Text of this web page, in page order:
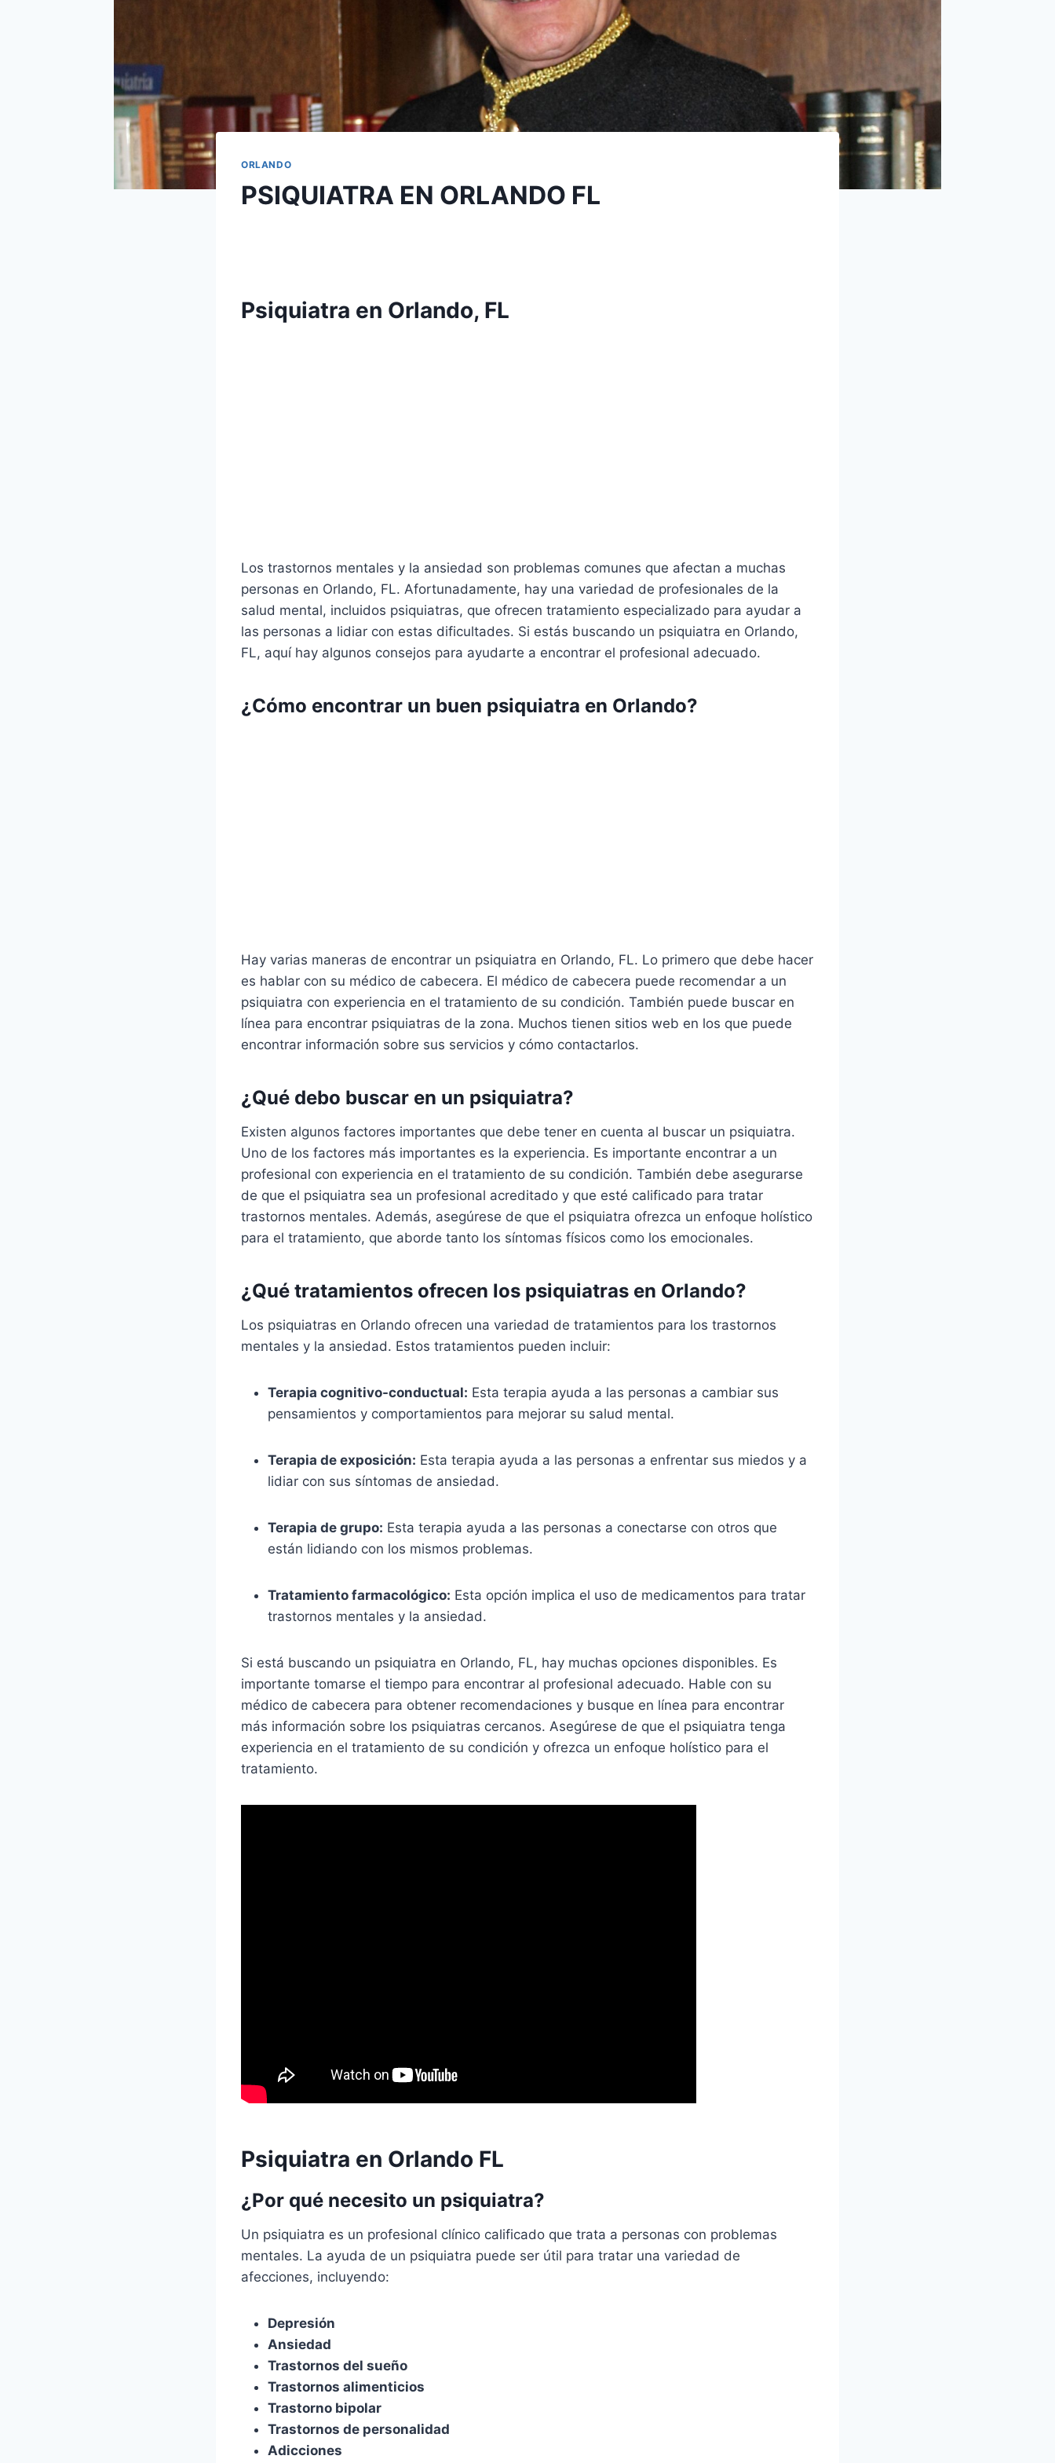
ORLANDO
PSIQUIATRA EN ORLANDO FL
Psiquiatra en Orlando, FL
Los trastornos mentales y la ansiedad son problemas comunes que afectan a muchas
personas en Orlando, FL. Afortunadamente, hay una variedad de profesionales de la
salud mental, incluidos psiquiatras, que ofrecen tratamiento especializado para ayudar a
las personas a lidiar con estas dificultades. Si estás buscando un psiquiatra en Orlando,
FL, aquí hay algunos consejos para ayudarte a encontrar el profesional adecuado.
¿Cómo encontrar un buen psiquiatra en Orlando?
Hay varias maneras de encontrar un psiquiatra en Orlando, FL. Lo primero que debe hacer
es hablar con su médico de cabecera. El médico de cabecera puede recomendar a un
psiquiatra con experiencia en el tratamiento de su condición. También puede buscar en
línea para encontrar psiquiatras de la zona. Muchos tienen sitios web en los que puede
encontrar información sobre sus servicios y cómo contactarlos.
¿Qué debo buscar en un psiquiatra?
Existen algunos factores importantes que debe tener en cuenta al buscar un psiquiatra.
Uno de los factores más importantes es la experiencia. Es importante encontrar a un
profesional con experiencia en el tratamiento de su condición. También debe asegurarse
de que el psiquiatra sea un profesional acreditado y que esté calificado para tratar
trastornos mentales. Además, asegúrese de que el psiquiatra ofrezca un enfoque holístico
para el tratamiento, que aborde tanto los síntomas físicos como los emocionales.
¿Qué tratamientos ofrecen los psiquiatras en Orlando?
Los psiquiatras en Orlando ofrecen una variedad de tratamientos para los trastornos
mentales y la ansiedad. Estos tratamientos pueden incluir:
Terapia cognitivo-conductual: Esta terapia ayuda a las personas a cambiar sus
pensamientos y comportamientos para mejorar su salud mental.
Terapia de exposición: Esta terapia ayuda a las personas a enfrentar sus miedos y a
lidiar con sus síntomas de ansiedad.
Terapia de grupo: Esta terapia ayuda a las personas a conectarse con otros que
están lidiando con los mismos problemas.
Tratamiento farmacológico: Esta opción implica el uso de medicamentos para tratar
trastornos mentales y la ansiedad.
Si está buscando un psiquiatra en Orlando, FL, hay muchas opciones disponibles. Es
importante tomarse el tiempo para encontrar al profesional adecuado. Hable con su
médico de cabecera para obtener recomendaciones y busque en línea para encontrar
más información sobre los psiquiatras cercanos. Asegúrese de que el psiquiatra tenga
experiencia en el tratamiento de su condición y ofrezca un enfoque holístico para el
tratamiento.
Psiquiatra en Orlando FL
¿Por qué necesito un psiquiatra?
Un psiquiatra es un profesional clínico calificado que trata a personas con problemas
mentales. La ayuda de un psiquiatra puede ser útil para tratar una variedad de
afecciones, incluyendo:
Depresión
Ansiedad
Trastornos del sueño
Trastornos alimenticios
Trastorno bipolar
Trastornos de personalidad
Adicciones